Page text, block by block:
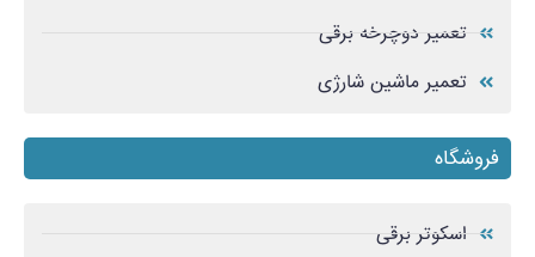
تعمیر دوچرخه برقی
تعمیر ماشین شارژی
فروشگاه
اسکوتر برقی